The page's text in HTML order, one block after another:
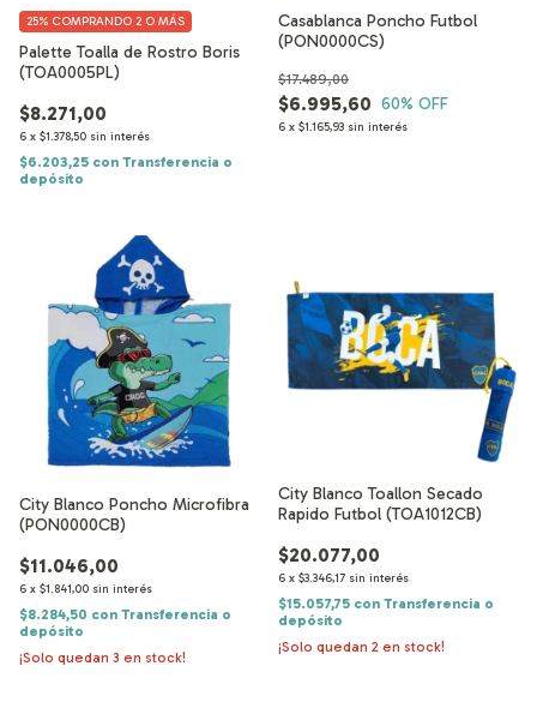
Palette Toalla de Rostro Boris
(TOA0005PL)
$8.271,00
6 x $1.378,50 sin interés
25% COMPRANDO 2 O MÁS
$6.203,25 con Transferencia o
depósito
Casablanca Poncho Futbol
(PON0000CS)
$6.995,60
$17.489,00
60% OFF
6 x $1.165,93 sin interés
City Blanco Poncho Microfibra
(PON0000CB)
$11.046,00
6 x $1.841,00 sin interés
$8.284,50 con Transferencia o
depósito
¡Solo quedan 3 en stock!
City Blanco Toallon Secado
Rapido Futbol (TOA1012CB)
$20.077,00
6 x $3.346,17 sin interés
$15.057,75 con Transferencia o
depósito
¡Solo quedan 2 en stock!